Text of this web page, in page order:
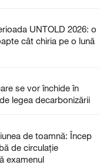
UNTOLD 2026: o
cât chiria pe o lună
se vor închide în
legea decarbonizării
de toamnă: Încep
de circulație
examenul